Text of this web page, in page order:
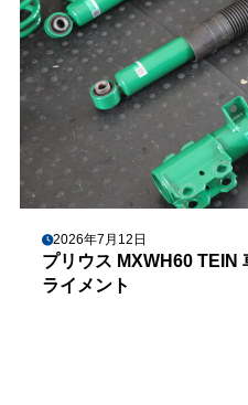
2026年7月12日
プリウス MXWH60 TEIN
ライメント